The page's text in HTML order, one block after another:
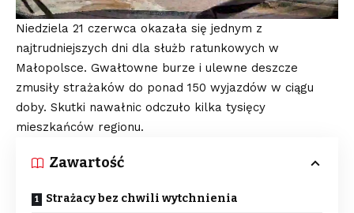
Niedziela 21 czerwca okazała się jednym z
najtrudniejszych dni dla służb ratunkowych w
Małopolsce. Gwałtowne burze i ulewne deszcze
zmusiły strażaków do ponad 150 wyjazdów w ciągu
doby. Skutki nawałnic odczuło kilka tysięcy
mieszkańców regionu.
Zawartość
Strażacy bez chwili wytchnienia